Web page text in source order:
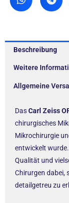
Beschreibung
Weitere
Allgemeine
DasCarl Zeiss
chirurgisches
Mikrochirurgie
entwickelt
Qualität und
Chirurgen dabei,
detailgetreu zu